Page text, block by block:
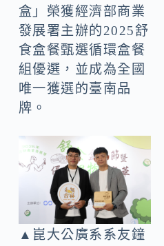
盒」榮獲經濟部商業
發展署主辦的2025舒
食盒餐甄選循環盒餐
組優選，並成為全國
唯一獲選的臺南品
牌。
▲崑大公廣系系友鐘